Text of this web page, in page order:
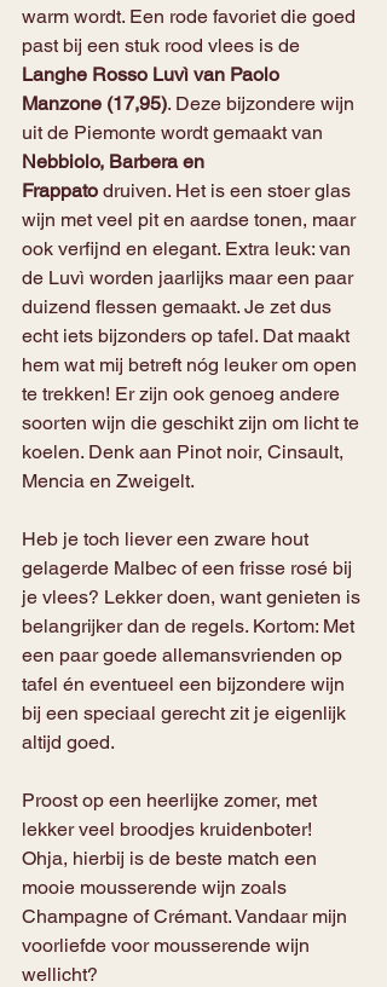
warm wordt. Een rode favoriet die goed
past bij een stuk rood vlees is de
Langhe Rosso Luvì van Paolo
Manzone (17,95). Deze bijzondere wijn
uit de Piemonte wordt gemaakt van
Nebbiolo, Barbera en
Frappato druiven. Het is een stoer glas
wijn met veel pit en aardse tonen, maar
ook verfijnd en elegant. Extra leuk: van
de Luvì worden jaarlijks maar een paar
duizend flessen gemaakt. Je zet dus
echt iets bijzonders op tafel. Dat maakt
hem wat mij betreft nóg leuker om open
te trekken! Er zijn ook genoeg andere
soorten wijn die geschikt zijn om licht te
koelen. Denk aan Pinot noir, Cinsault,
Mencia en Zweigelt.
Heb je toch liever een zware hout
gelagerde Malbec of een frisse rosé bij
je vlees? Lekker doen, want genieten is
belangrijker dan de regels. Kortom: Met
een paar goede allemansvrienden op
tafel én eventueel een bijzondere wijn
bij een speciaal gerecht zit je eigenlijk
altijd goed.
Proost op een heerlijke zomer, met
lekker veel broodjes kruidenboter!
Ohja, hierbij is de beste match een
mooie mousserende wijn zoals
Champagne of Crémant. Vandaar mijn
voorliefde voor mousserende wijn
wellicht?